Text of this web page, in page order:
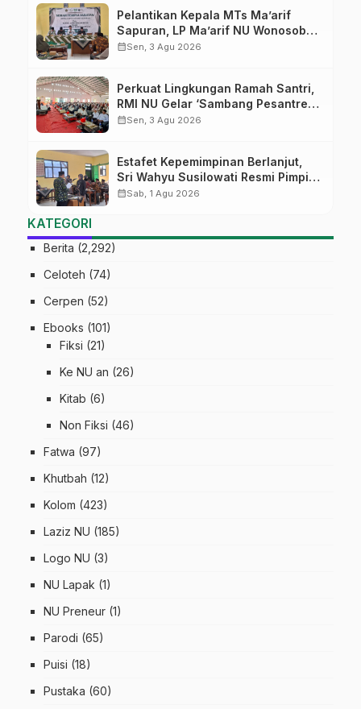
Pelantikan Kepala MTs Ma’arif
Sapuran, LP Ma’arif NU Wonosobo
Tekankan Lima Amanah
calendar_monthSen, 3 Agu 2026
Perkuat Lingkungan Ramah Santri,
RMI NU Gelar ‘Sambang Pesantren’
di Pati
calendar_monthSen, 3 Agu 2026
Estafet Kepemimpinan Berlanjut,
Sri Wahyu Susilowati Resmi Pimpin
MTs Ma’arif Sapuran
calendar_monthSab, 1 Agu 2026
KATEGORI
Berita (2,292)
Celoteh (74)
Cerpen (52)
Ebooks (101)
Fiksi (21)
Ke NU an (26)
Kitab (6)
Non Fiksi (46)
Fatwa (97)
Khutbah (12)
Kolom (423)
Laziz NU (185)
Logo NU (3)
NU Lapak (1)
NU Preneur (1)
Parodi (65)
Puisi (18)
Pustaka (60)